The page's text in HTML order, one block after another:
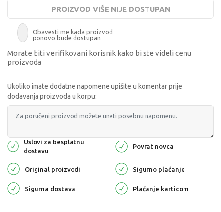
PROIZVOD VIŠE NIJE DOSTUPAN
Obavesti me kada proizvod
ponovo bude dostupan
Morate biti verifikovani korisnik kako bi ste videli cenu
proizvoda
Ukoliko imate dodatne napomene upišite u komentar prije
dodavanja proizvoda u korpu:
Uslovi za besplatnu
dostavu
Povrat novca
Original proizvodi Sigurno plaćanje
Sigurna dostava Plaćanje karticom